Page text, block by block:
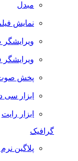
مبدل
نمایش فیلم
ویرایشگر صوت
ویرایشگر فیلم
پخش صوت
ابزار سی دی
ابزار رایت
گرافیک
پلاگین نرم افزارها